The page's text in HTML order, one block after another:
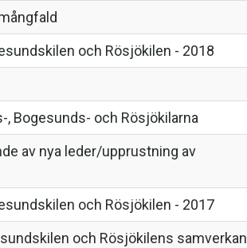
och Rösjökilen - 2018
, Bogesunds- och Rösjökilarna
av nya leder/upprustning av
och Rösjökilen - 2017
och Rösjökilens samverkan